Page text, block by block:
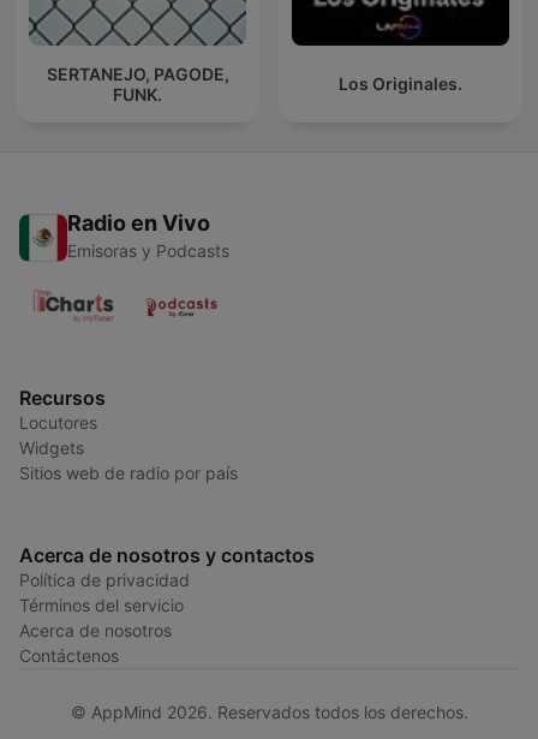
SERTANEJO, PAGODE,
FUNK.
Los Originales.
Radio en Vivo
Emisoras y Podcasts
Recursos
Locutores
Widgets
Sitios web de radio por país
Acerca de nosotros y contactos
Política de privacidad
Términos del servicio
Acerca de nosotros
Contáctenos
© AppMind 2026. Reservados todos los derechos.